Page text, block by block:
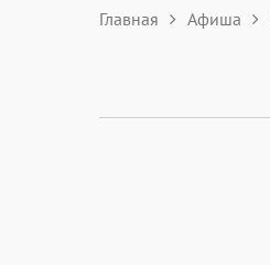
Главная Афиша